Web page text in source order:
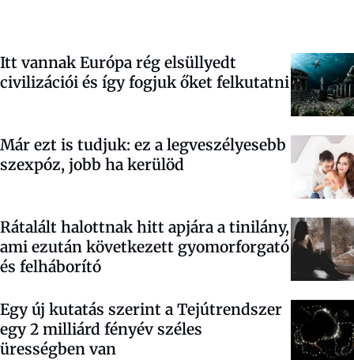
Itt vannak Európa rég elsüllyedt
civilizációi és így fogjuk őket felkutatni
Már ezt is tudjuk: ez a legveszélyesebb
szexpóz, jobb ha kerülöd
Rátalált halottnak hitt apjára a tinilány,
ami ezután következett gyomorforgató
és felháborító
Egy új kutatás szerint a Tejútrendszer
egy 2 milliárd fényév széles
ürességben van